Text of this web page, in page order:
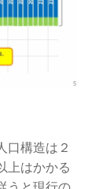
口構造は２
上はかかる